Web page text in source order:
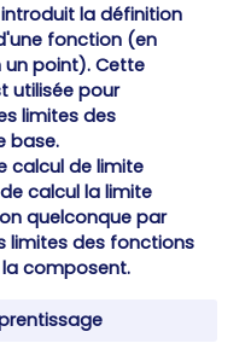
la définition
fonction (en
un point). Cette
utilisée pour
limites des
base.
calcul de limite
calcul la limite
quelconque par
limites des fonctions
composent.